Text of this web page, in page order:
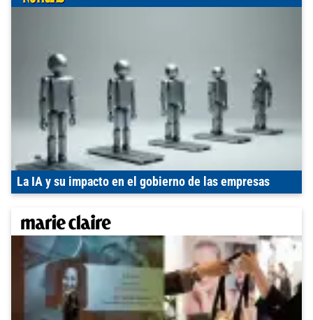
La IA y su impacto en el gobierno de las empresas